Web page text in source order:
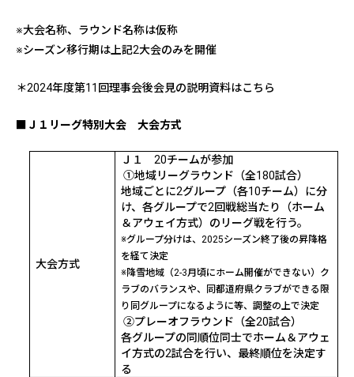
※大会名称、ラウンド名称は仮称
※シーズン移行期は上記2大会のみを開催
＊2024年度第11 回理事会後会見の説明資料はこちら
■Ｊ１リーグ特別大会 大会方式
大会方式
Ｊ１ 20チームが参加
①地域リーグラウンド（全180試合）
地域ごとに2グループ（各10チーム）に分
け、各グループで2回戦総当たり（ホーム
＆アウェイ方式）のリーグ戦を行う。
※グループ分けは、 2025シーズン終了後の昇降格
を経て決定
※降雪地域（2-3月頃にホーム開催ができない）ク
ラブのバランスや、同都道府県クラブができる限
り同グループになるように等、調整の上で決定
②プレーオフラウンド（全20試合）
各グループの同順位同士でホーム＆アウェ
イ方式の2試合を行い、最終順位を決定す
る